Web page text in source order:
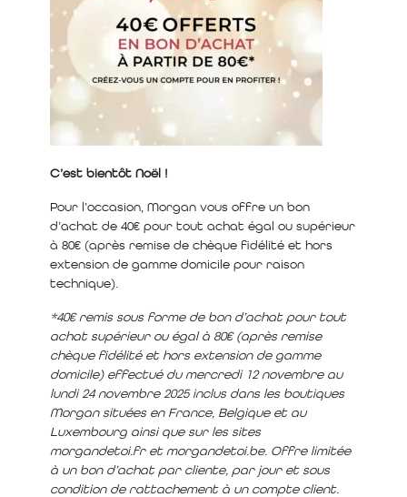
C’est bientôt Noël !
Pour l’occasion, Morgan vous offre un bon
d’achat de 40€ pour tout achat égal ou supérieur
à 80€ (après remise de chèque fidélité et hors
extension de gamme domicile pour raison
technique).
*40€ remis sous forme de bon d’achat pour tout
achat supérieur ou égal à 80€ (après remise
chèque fidélité et hors extension de gamme
domicile) effectué du mercredi 12 novembre au
lundi 24 novembre 2025 inclus dans les boutiques
Morgan situées en France, Belgique et au
Luxembourg ainsi que sur les sites
morgandetoi.fr et morgandetoi.be. Offre limitée
à un bon d’achat par cliente, par jour et sous
condition de rattachement à un compte client.